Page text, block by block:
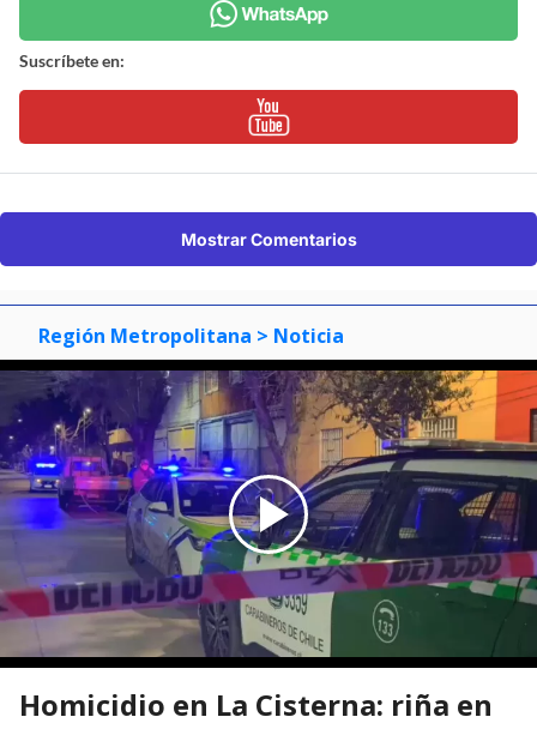
Suscríbete en:
Mostrar Comentarios
Región Metropolitana > Noticia
Homicidio en La Cisterna: riña en